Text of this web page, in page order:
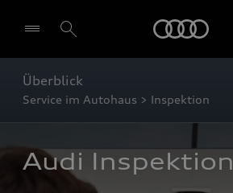
Überblick
Service im Autohaus > Inspektion
Audi Inspektion